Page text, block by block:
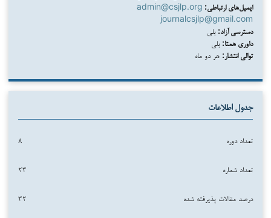
ایمیل‌های ارتباطی: admin@csjlp.org
journalcsjlp@gmail.com
دسترسی آزاد: بلی
داوری همتا: بلی
توالی انتشار: هر دو ماه
جدول اطلاعات
تعداد دوره ۸
تعداد شماره ۲۳
درصد مقالات پذیرفته شده ۳۲